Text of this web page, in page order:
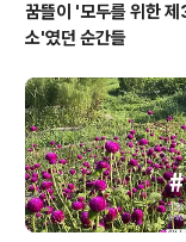
꿈뜰이 '모두를 위한
소'였던 순간들